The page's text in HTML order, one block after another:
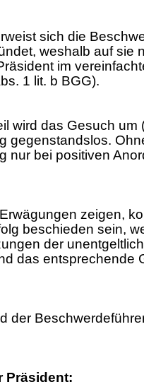
sich die
weshalb auf sie
im
1 lit. b BGG).
wird das Gesuch
gegenstandslos.
nur bei positiven
zeigen,
beschieden sein,
der
das entsprechende
der
Präsident: